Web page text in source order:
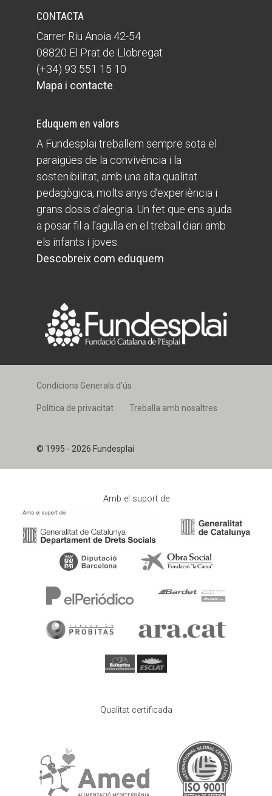
CONTACTA
Carrer Riu Anoia 42-54
08820 El Prat de Llobregat
(+34) 93 551 15 10
Mapa i contacte
Eduquem en valors
A Fundesplai treballem sempre sota el
paraigües de la convivència i la
sostenibilitat, amb una alta qualitat
pedagògica, molts anys d’experiència i
grans dosis d’alegria. Un fet que ens ajuda
a posar fil a l'agulla en el treball diari amb
els infants i joves.
Descobreix com eduquem
© 1995 - 2026 Fundesplai
Condicions Generals d’ús
Política de privacitat Treballa amb nosaltres
Amb el suport de
Qualitat certificada